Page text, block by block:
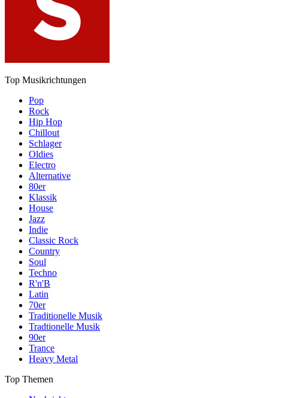
Top Musikrichtungen
Pop
Rock
Hip Hop
Chillout
Schlager
Oldies
Electro
Alternative
80er
Klassik
House
Jazz
Indie
Classic Rock
Country
Soul
Techno
R'n'B
Latin
70er
Traditionelle Musik
Tradtionelle Musik
90er
Trance
Heavy Metal
Top Themen